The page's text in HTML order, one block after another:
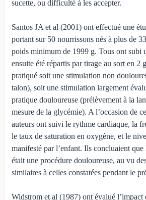
sucette, ou difficulté à les accepter.
Santos JA et al (2001) ont effectué une
portant sur 50 nourrissons nés à plus de
poids minimum de 1999 g. Tous ont subi
ensuite été répartis par tirage au sort en 2
pratiqué soit une stimulation non
talon), soit une stimulation large­ment
pratique douloureuse (prélè­vement à la
mesure de la glycé­mie). A l’occasion de
auteurs ont suivi le rythme cardiaque, la
le taux de satu­ration en oxygène, et le
manifesté par l’enfant. Ils concluaient que
était une procédure douloureuse, au vu
similaires à celles constatées pen­dant le
Widstrom et al (1987) ont évalué l’impact